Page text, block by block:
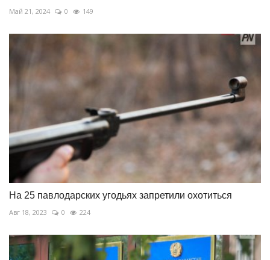
Май 21, 2024 0 149
На 25 павлодарских угодьях запретили охотиться
Авг 18, 2023 0 224